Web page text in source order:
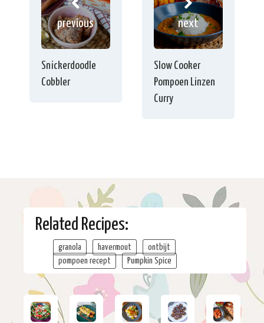
previous
Snickerdoodle
Cobbler
next
Slow Cooker
Pompoen Linzen
Curry
Related Recipes:
granola havermout
ontbijt
pompoen recept
Pumpkin Spice